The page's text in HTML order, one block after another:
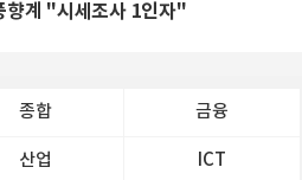
향계 "시세조사 1인자"
종합 금융
산업 ICT